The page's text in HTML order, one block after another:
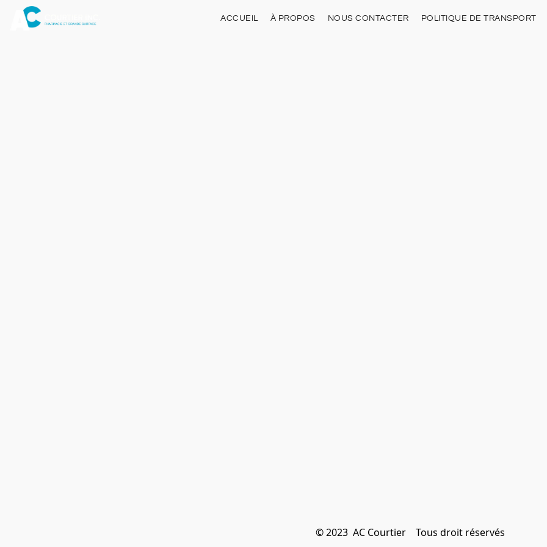
ACCUEIL À PROPOS NOUS CONTACTER POLITIQUE DE TRANSPORT
© 2023  AC Courtier    Tous droit réservés